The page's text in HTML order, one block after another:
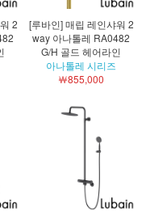
2
[루바인] 매립 레인샤워 2
way 아나톨레 RA0482
G/H 골드 헤어라인
아나톨레 시리즈
￦855,000